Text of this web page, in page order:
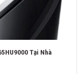
Tại Nhà